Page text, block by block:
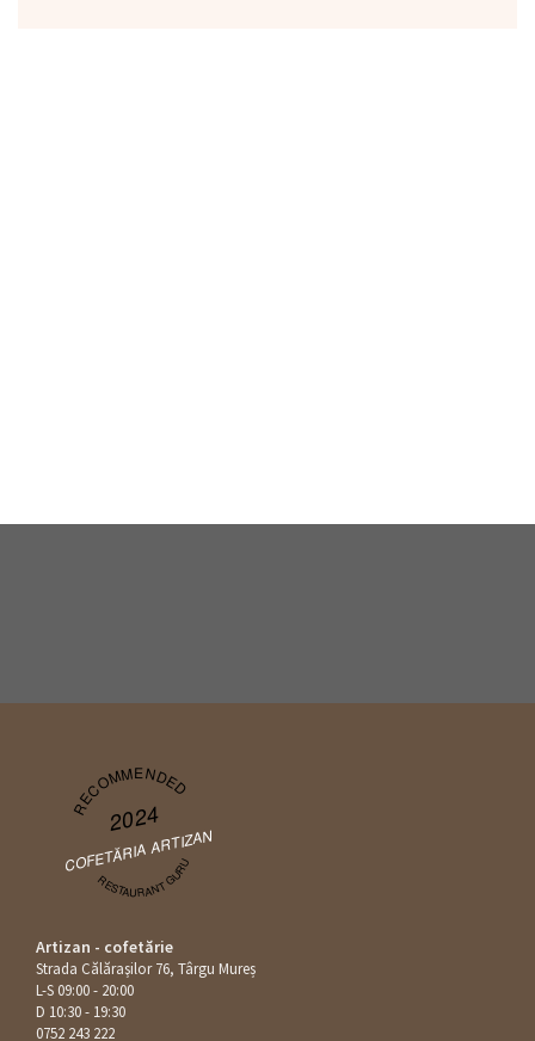
RECOMMENDED
2024
COFETĂRIA ARTIZAN
RESTAURANT GURU
Artizan - cofetărie
Strada Călăraşilor 76, Târgu Mureș
L-S 09:00 - 20:00
D 10:30 - 19:30
0752 243 222